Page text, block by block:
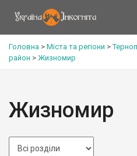
Головна > Міста та регіони >
район > Жизномир
Жизномир